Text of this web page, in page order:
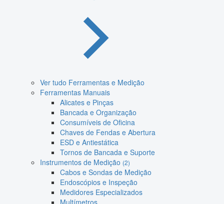
Ver tudo Ferramentas e Medição
Ferramentas Manuais
Alicates e Pinças
Bancada e Organização
Consumíveis de Oficina
Chaves de Fendas e Abertura
ESD e Antiestática
Tornos de Bancada e Suporte
Instrumentos de Medição (2)
Cabos e Sondas de Medição
Endoscópios e Inspeção
Medidores Especializados
Multímetros